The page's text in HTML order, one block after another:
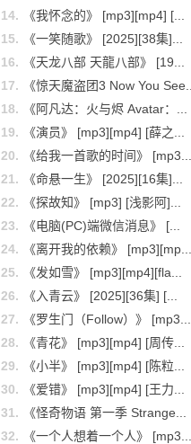
14.
《我怀念的》 [mp3][mp4] [...
15.
《一笑随歌》 [2025][38集]...
16.
《天龙八部 天龍八部》 [19...
17.
《惊天魔盗团3 Now You See...
18.
《阿凡达：火与烬 Avatar：...
19.
《演员》 [mp3][mp4] [薛之...
20.
《给我一首歌的时间》 [mp3...
21.
《命悬一生》 [2025][16集]...
22.
《探故知》 [mp3] [浅影阿]...
23.
《电脑(PC)端微信消息》 [...
24.
《离开我的依赖》 [mp3][mp...
25.
《发如雪》 [mp3][mp4][fla...
26.
《入青云》 [2025][36集] [...
27.
《罗生门（Follow）》 [mp3...
28.
《青花》 [mp3][mp4] [周传...
29.
《小半》 [mp3][mp4] [陈粒...
30.
《爱错》 [mp3][mp4] [王力...
31.
《怪奇物语 第一季 Strange...
32.
《一个人想着一个人》 [mp3...